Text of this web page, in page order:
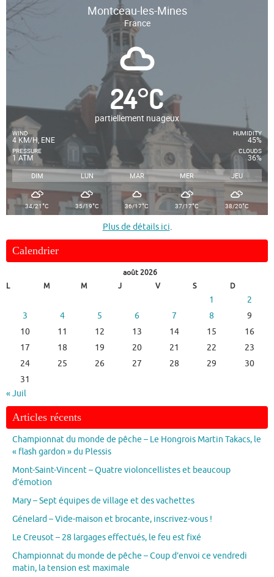
Montceau-les-Mines
France
24°C
partiellement nuageux
WIND
4 KM/H, ENE
PRESSURE
1 ATM
HUMIDITY
45%
CLOUDS
36%
DIM LUN MAR MER JEU
34/21°C 35/19°C 36/17°C 37/17°C 38/20°C
Plus de détails ici.
Calendrier
août 2026
L
M M J V S D
1
2
3
4 5 6 7 8
9
10
11 12 13 14 15
16
17
18 19 20 21 22
23
24
25 26 27 28 29
30
31
« Juil
Articles récents
Championnat du monde de pêche – Le Hongrois Martin Takacs, le
« flash gardon » du Plessis
Mont-Saint-Vincent – Quatre violoncellistes et beaucoup
d’émotion
Mary – Sept équipes de village et des vachettes
Génelard – Vide-maison et brocante, inscrivez-vous !
Le Creusot – 28 largages effectués, le feu est fixé
Championnat du monde de pêche – Coup d’envoi ce vendredi
matin, la tension est maximale